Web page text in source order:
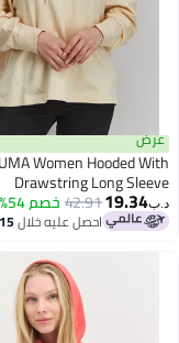
PUMA Women
Drawstring Long
Sweatshirt,
42.91خصم 54%
احصل عليه خلال15 اغسطس